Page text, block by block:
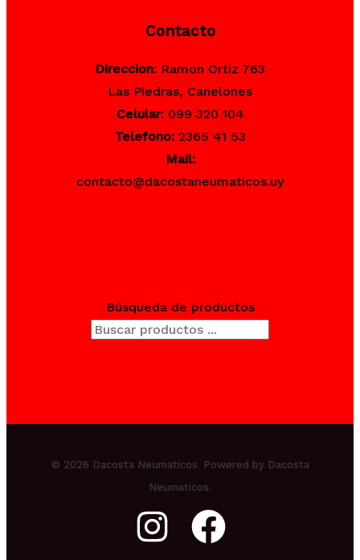
Contacto
Direccion: Ramon Ortiz 763
Las Piedras, Canelones
Celular: 099 320 104
Telefono:2365 41 53
Mail:
contacto@dacostaneumaticos.uy
Búsqueda de productos
© 2026 Dacosta Neumaticos. Powered by Dacosta
Neumaticos.